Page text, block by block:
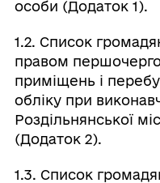
особи (Додаток 1).
1.2. Список
правом
приміщень і
обліку при
Роздільнянської
(Додаток 2).
1.3. Список